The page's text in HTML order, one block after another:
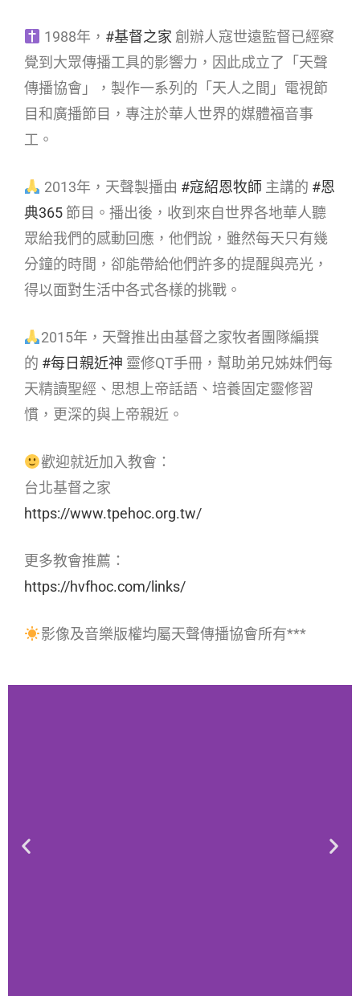
1988年， #基督之家 創辦人寇世遠監督已經察
覺到大眾傳播工具的影響力，因此成立了「天聲
傳播協會」，製作一系列的「天人之間」電視節
目和廣播節目，專注於華人世界的媒體福音事
工。
2013年，天聲製播由 #寇紹恩牧師 主講的 #恩
典365 節目。播出後，收到來自世界各地華人聽
眾給我們的感動回應，他們說，雖然每天只有幾
分鐘的時間，卻能帶給他們許多的提醒與亮光，
得以面對生活中各式各樣的挑戰。
2015年，天聲推出由基督之家牧者團隊編撰
的 #每日親近神 靈修QT手冊，幫助弟兄姊妹們每
天精讀聖經、思想上帝話語、培養固定靈修習
慣，更深的與上帝親近。
歡迎就近加入教會：
台北基督之家
https://www.tpehoc.org.tw/
更多教會推薦：
https://hvfhoc.com/links/
影像及音樂版權均屬天聲傳播協會所有***